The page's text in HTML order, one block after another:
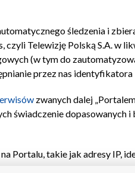
zgody Pomoc Biuro
śledzenia i
Telewizję Polską S.A. w
(w tym do
przez nas
zwanych dalej
dopasowanych i
na Portalu, takie jak adresy IP,